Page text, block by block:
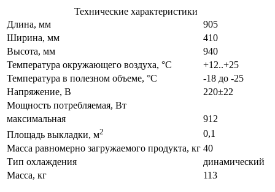
Технические характеристики
Длина, мм
905
Ширина, мм
410
Высота, мм
940
Температура окружающего воздуха, °С
+12..+25
Температура в полезном объеме, °С
-18 до -25
Напряжение, В
220±22
Мощность потребляемая, Вт
максимальная
912
Площадь выкладки, м2
0,1
Масса равномерно загружаемого продукта, кг 40
Тип охлаждения
динамический
Масса, кг
113